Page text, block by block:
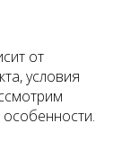
от
условия